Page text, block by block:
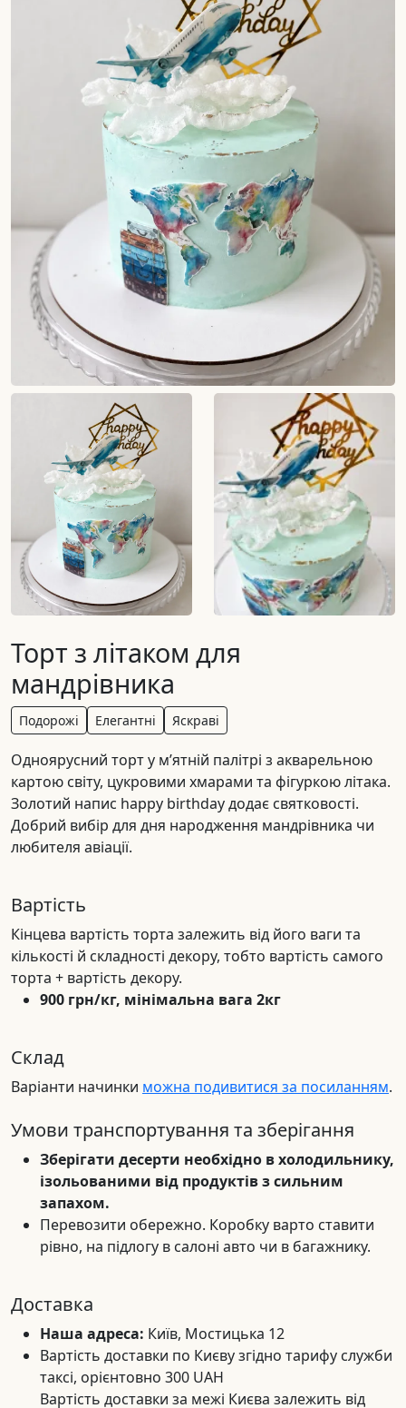
Торт з літаком для
мандрівника
Подорожі Елегантні Яскраві
Одноярусний торт у м’ятній палітрі з акварельною
картою світу, цукровими хмарами та фігуркою літака.
Золотий напис happy birthday додає святковості.
Добрий вибір для дня народження мандрівника чи
любителя авіації.
Вартість
Кінцева вартість торта залежить від його ваги та
кількості й складності декору, тобто вартість самого
торта + вартість декору.
900 грн/кг, мінімальна вага 2кг
Склад
Варіанти начинки можна подивитися за посиланням.
Умови транспортування та зберігання
Зберігати десерти необхідно в холодильнику,
ізольованими від продуктів з сильним
запахом.
Перевозити обережно. Коробку варто ставити
рівно, на підлогу в салоні авто чи в багажнику.
Доставка
Наша адреса: Київ, Мостицька 12
Вартість доставки по Києву згідно тарифу служби
таксі, орієнтовно 300 UAH
Вартість доставки за межі Києва залежить від